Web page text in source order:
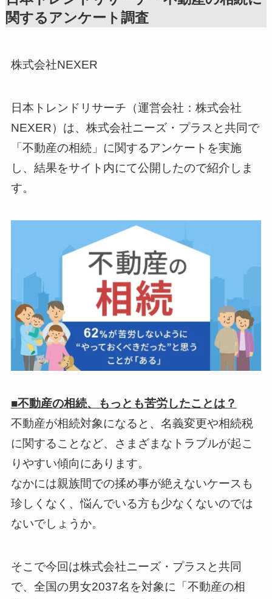
関するアンケート調査
株式会社NEXER
日本トレンドリサーチ（運営会社：株式会社
NEXER）は、株式会社ニーズ・プラスと共同で
「不動産の相続」に関するアンケートを実施
し、結果をサイト内にて公開したので紹介しま
す。
■不動産の相続、もっとも苦労したことは？
不動産が相続対象になると、名義変更や相続税
に関することなど、さまざまなトラブルが起こ
りやすい傾向にあります。
なかには親族間での揉め事が絶えないケースも
珍しくなく、悩んでいる方も少なくないのでは
ないでしょうか。
そこで今回は株式会社ニーズ・プラスと共同
で、全国の男女2037名を対象に「不動産の相